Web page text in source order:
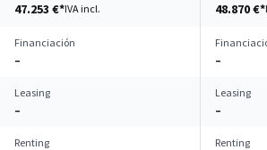
47.253 €*IVA incl. 48.870 €*
Financiación
–
–
Leasing
–
Leasing
–
Renting
Renting